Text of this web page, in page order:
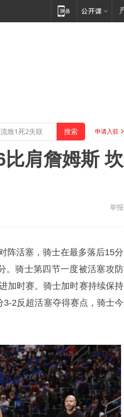
申请入驻
肩詹姆斯 坎
举报
阵活塞，骑士在最多落后15分
。骑士第四节一度被活塞攻防
加时赛。骑士加时赛持续保持
2反超活塞夺得赛点，骑士今